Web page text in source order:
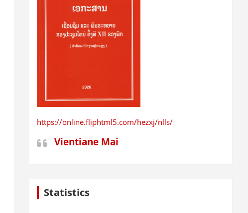
https://online.fliphtml5.com/hezxj/nlls/
Vientiane Mai
Statistics